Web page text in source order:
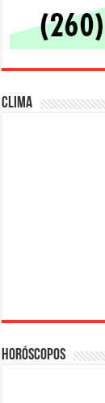
Clima
Horóscopos